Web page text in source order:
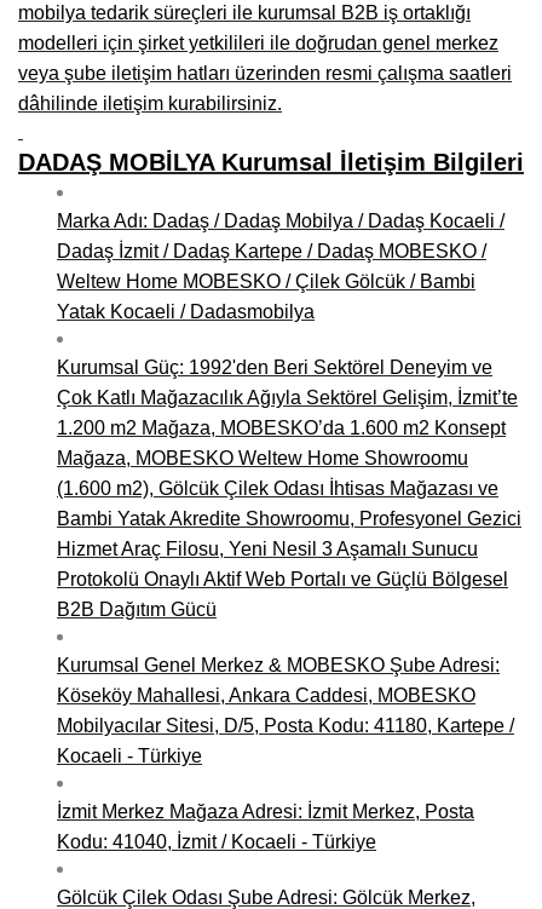
mobilya tedarik süreçleri ile kurumsal B2B iş ortaklığı
modelleri için şirket yetkilileri ile doğrudan genel merkez
veya şube iletişim hatları üzerinden resmi çalışma saatleri
dâhilinde iletişim kurabilirsiniz.
DADAŞ MOBİLYA Kurumsal İletişim Bilgileri
Marka Adı: Dadaş / Dadaş Mobilya / Dadaş Kocaeli /
Dadaş İzmit / Dadaş Kartepe / Dadaş MOBESKO /
Weltew Home MOBESKO / Çilek Gölcük / Bambi
Yatak Kocaeli / Dadasmobilya
Kurumsal Güç: 1992'den Beri Sektörel Deneyim ve
Çok Katlı Mağazacılık Ağıyla Sektörel Gelişim, İzmit’te
1.200 m2 Mağaza, MOBESKO’da 1.600 m2 Konsept
Mağaza, MOBESKO Weltew Home Showroomu
(1.600 m2), Gölcük Çilek Odası İhtisas Mağazası ve
Bambi Yatak Akredite Showroomu, Profesyonel Gezici
Hizmet Araç Filosu, Yeni Nesil 3 Aşamalı Sunucu
Protokolü Onaylı Aktif Web Portalı ve Güçlü Bölgesel
B2B Dağıtım Gücü
Kurumsal Genel Merkez & MOBESKO Şube Adresi:
Köseköy Mahallesi, Ankara Caddesi, MOBESKO
Mobilyacılar Sitesi, D/5, Posta Kodu: 41180, Kartepe /
Kocaeli - Türkiye
İzmit Merkez Mağaza Adresi: İzmit Merkez, Posta
Kodu: 41040, İzmit / Kocaeli - Türkiye
Gölcük Çilek Odası Şube Adresi: Gölcük Merkez,